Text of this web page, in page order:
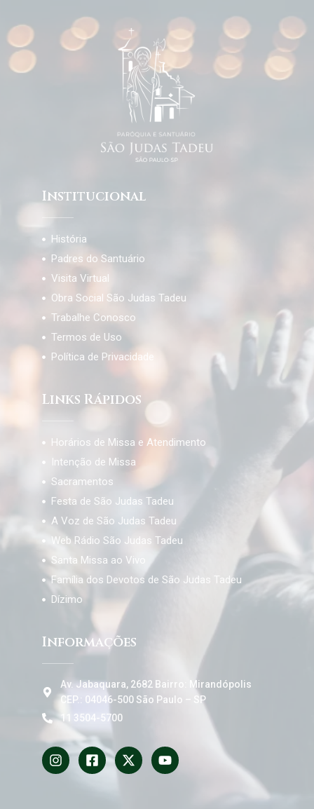
Institucional
História
Padres do Santuário
Visita Virtual
Obra Social São Judas Tadeu
Trabalhe Conosco
Termos de Uso
Política de Privacidade
Links Rápidos
Horários de Missa e Atendimento
Intenção de Missa
Sacramentos
Festa de São Judas Tadeu
A Voz de São Judas Tadeu
Web Rádio São Judas Tadeu
Santa Missa ao Vivo
Família dos Devotos de São Judas Tadeu
Dízimo
Informações
Av. Jabaquara, 2682 Bairro: Mirandópolis
CEP.: 04046-500 São Paulo – SP
11 3504-5700